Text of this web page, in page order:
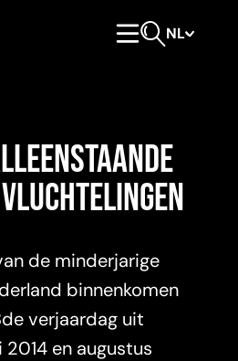
NL
de minderjarige
binnenkomen
verjaardag uit
2014 en augustus